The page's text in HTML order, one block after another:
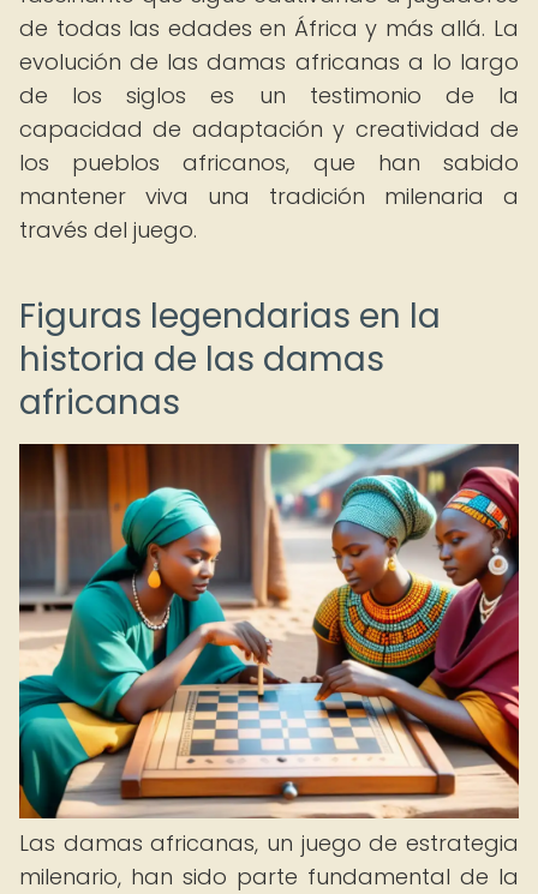
de todas las edades en África y más allá. La
evolución de las damas africanas a lo largo
de los siglos es un testimonio de la
capacidad de adaptación y creatividad de
los pueblos africanos, que han sabido
mantener viva una tradición milenaria a
través del juego.
Figuras legendarias en la
historia de las damas
africanas
Las damas africanas, un juego de estrategia
milenario, han sido parte fundamental de la